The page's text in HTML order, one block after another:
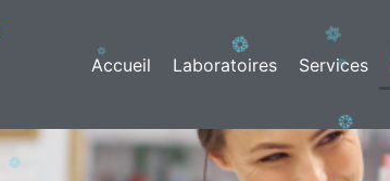
Accueil Laboratoires Services